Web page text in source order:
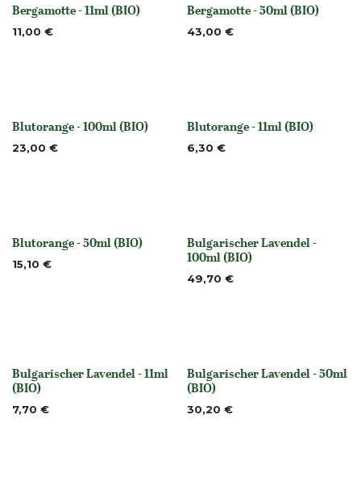
None
Bergamotte - 11ml (BIO)
11,00 € None
Bergamotte - 50ml (BIO)
43,00 €
None
Blutorange - 100ml (BIO)
23,00 € None
Blutorange - 11ml (BIO)
6,30 €
None
Blutorange - 50ml (BIO)
15,10 € None
Bulgarischer Lavendel -
100ml (BIO)
49,70 €
None
Bulgarischer Lavendel - 11ml
(BIO)
7,70 €
None
Bulgarischer Lavendel - 50ml
(BIO)
30,20 €